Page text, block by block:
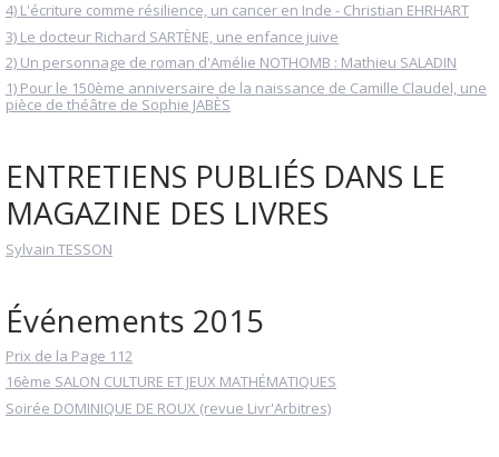
4) L'écriture comme résilience, un cancer en Inde - Christian EHRHART
3) Le docteur Richard SARTÈNE, une enfance juive
2) Un personnage de roman d'Amélie NOTHOMB : Mathieu SALADIN
1) Pour le 150ème anniversaire de la naissance de Camille Claudel, une
pièce de théâtre de Sophie JABÈS
ENTRETIENS PUBLIÉS DANS LE
MAGAZINE DES LIVRES
Sylvain TESSON
Événements 2015
Prix de la Page 112
16ème SALON CULTURE ET JEUX MATHÉMATIQUES
Soirée DOMINIQUE DE ROUX (revue Livr'Arbitres)